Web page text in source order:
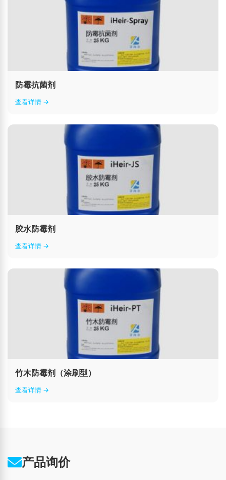
防霉抗菌剂
查看详情 →
胶水防霉剂
查看详情 →
竹木防霉剂（涂刷型）
查看详情 →
产品询价